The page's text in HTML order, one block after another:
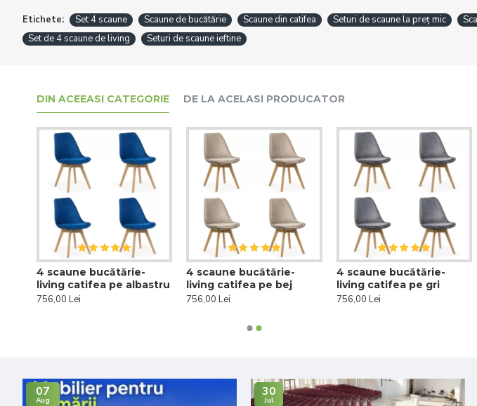
Etichete: Set 4 scaune Scaune de bucătărie Scaune din catifea Seturi de scaune la preț mic
Set de 4 scaune de living
Seturi de scaune ieftine
DIN ACEEASI CATEGORIE DE LA ACELASI PRODUCATOR
4 scaune bucătărie-
living catifea pe albastru
756,00 Lei
4 scaune bucătărie-
living catifea pe bej
756,00 Lei
4 scaune bucătărie-
living catifea pe gri
756,00 Lei
07
Aug
30
Jul